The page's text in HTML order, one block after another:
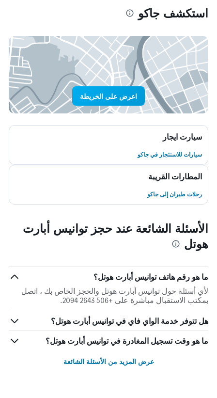
استكشف جاكو
اعرض على الخريطة
سيارت ايجار
سيارات للاستئجار في جاكو
المطارات القريبة
رحلات طيران إلى جاكو
الأسئلة الشائعة عند حجز توانيس أبارت
هوتل
ما هو رقم هاتف توانيس أبارت هوتل؟
لأي أسئلة حول توانيس أبارت هوتل والحجز الخاص بك ، اتصل
بمكتب الاستقبال مباشرة على +506 2643 2094.
هل تتوفر خدمة الواي فاي في توانيس أبارت هوتل؟
ما هو وقت تسجيل المغادرة في توانيس أبارت هوتل؟
عرض المزيد من الأسئلة الشائعة